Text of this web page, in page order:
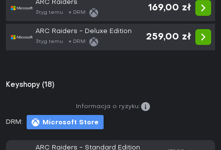
ARC Raiders
3tyg temu DRM:
169,00 zł
ARC Raiders - Deluxe Edition
3tyg temu DRM:
259,00 zł
Keyshopy (18)
DRM: Microsoft Store
Informacja o ryzyku:
ARC Raiders - Standard Edition